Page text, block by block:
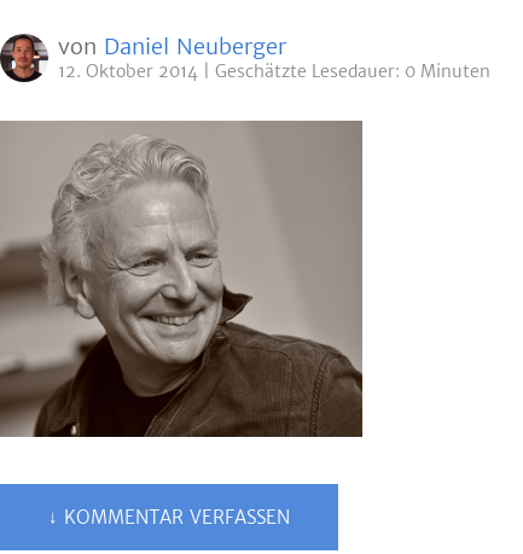
von Daniel Neuberger
12. Oktober 2014 Geschätzte Lesedauer: 0 Minuten
↓ KOMMENTAR VERFASSEN